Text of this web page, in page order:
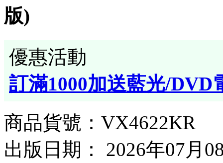
版)
優惠活動
訂滿1000加送藍光/DVD
商品貨號：VX4622KR
出版日期： 2026年07月